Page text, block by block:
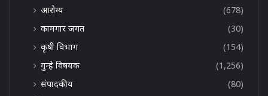
आरोग्य
(678)
कामगार जगत
(30)
कृषी विभाग
(154)
गुन्हे विषयक
(1,256)
संपादकीय
(80)